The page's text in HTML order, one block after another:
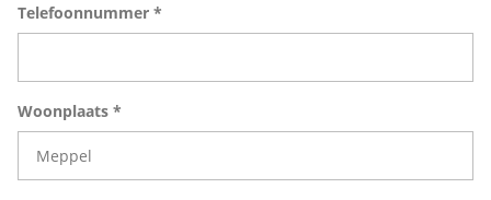
Telefoonnummer *
Woonplaats *